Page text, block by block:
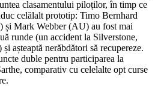
clasamentului piloților, în timp ce
celălalt prototip: Timo Bernhard
Mark Webber (AU) au fost mai
runde (un accident la Silverstone,
așteaptă nerăbdători să recupereze.
duble pentru participarea la
comparativ cu celelalte opt curse